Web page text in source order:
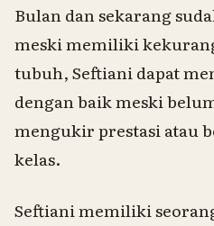
Bulan dan sekarang
meski memiliki
tubuh, Seftiani dapat
dengan baik meski
mengukir prestasi atau
kelas.
Seftiani memiliki